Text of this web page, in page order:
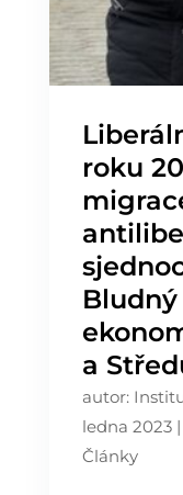
roku
a
autor:
ledna 2023|
Články